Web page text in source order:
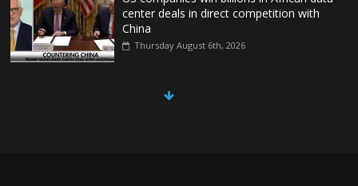
center deals in direct competition with
China
Thursday August 6th, 2026
China, Russia, Iran and North Korea